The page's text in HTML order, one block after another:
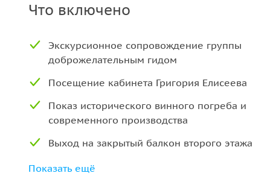
Что включено
Экскурсионное сопровождение группы
доброжелательным гидом
Посещение кабинета Григория Елисеева
Показ исторического винного погреба и
современного производства
Выход на закрытый балкон второго этажа
Посещение антикварной выставки в
Показать ещё